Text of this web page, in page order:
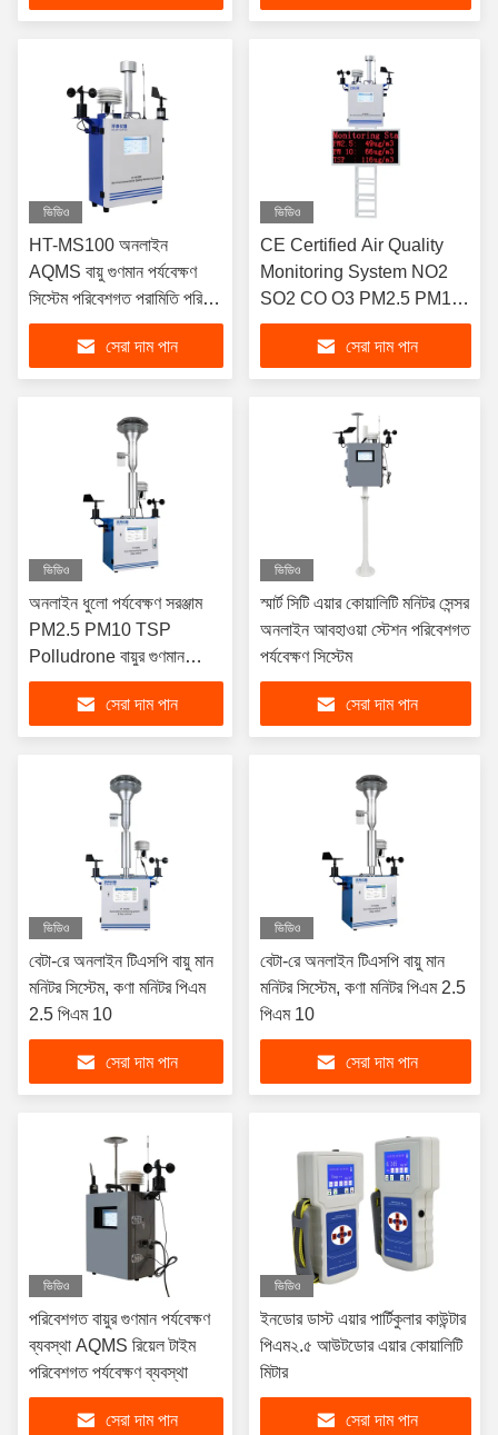
ভিডিও
HT-MS100 অনলাইন
AQMS বায়ু গুণমান পর্যবেক্ষণ
সিস্টেম পরিবেশগত পরামিতি পরিমাপ
Pm2.5 PM10 পর্যবেক্ষণ
সেরা দাম পান
ভিডিও
CE Certified Air Quality
Monitoring System NO2
SO2 CO O3 PM2.5 PM10
TSP Wind Speed Wind
Direction Environmental
Monitor
সেরা দাম পান
ভিডিও
অনলাইন ধুলো পর্যবেক্ষণ সরঞ্জাম
PM2.5 PM10 TSP
Polludrone বায়ুর গুণমান
পর্যবেক্ষণ সিস্টেম
সেরা দাম পান
ভিডিও
স্মার্ট সিটি এয়ার কোয়ালিটি মনিটর সেন্সর
অনলাইন আবহাওয়া স্টেশন পরিবেশগত
পর্যবেক্ষণ সিস্টেম
সেরা দাম পান
ভিডিও
বেটা-রে অনলাইন টিএসপি বায়ু মান
মনিটর সিস্টেম, কণা মনিটর পিএম
2.5 পিএম 10
সেরা দাম পান
ভিডিও
বেটা-রে অনলাইন টিএসপি বায়ু মান
মনিটর সিস্টেম, কণা মনিটর পিএম 2.5
পিএম 10
সেরা দাম পান
ভিডিও
পরিবেশগত বায়ুর গুণমান পর্যবেক্ষণ
ব্যবস্থা AQMS রিয়েল টাইম
পরিবেশগত পর্যবেক্ষণ ব্যবস্থা
সেরা দাম পান
ভিডিও
ইনডোর ডাস্ট এয়ার পার্টিকুলার কাউন্টার
পিএম২.৫ আউটডোর এয়ার কোয়ালিটি
মিটার
সেরা দাম পান